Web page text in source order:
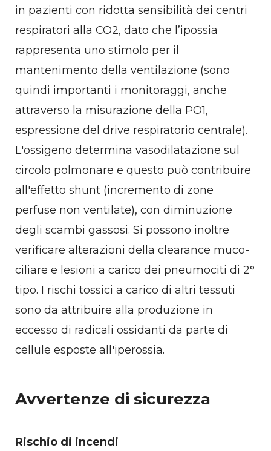
in pazienti con ridotta sensibilità dei centri
respiratori alla CO2, dato che l’ipossia
rappresenta uno stimolo per il
mantenimento della ventilazione (sono
quindi importanti i monitoraggi, anche
attraverso la misurazione della PO1,
espressione del drive respiratorio centrale).
L'ossigeno determina vasodilatazione sul
circolo polmonare e questo può contribuire
all'effetto shunt (incremento di zone
perfuse non ventilate), con diminuzione
degli scambi gassosi. Si possono inoltre
verificare alterazioni della clearance muco-
ciliare e lesioni a carico dei pneumociti di 2°
tipo. I rischi tossici a carico di altri tessuti
sono da attribuire alla produzione in
eccesso di radicali ossidanti da parte di
cellule esposte all'iperossia.
Avvertenze di sicurezza
Rischio di incendi